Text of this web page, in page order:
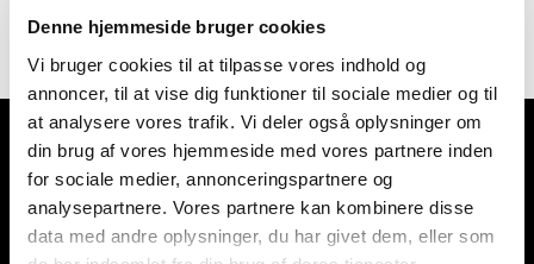
Denne hjemmeside bruger cookies
Vi bruger cookies til at tilpasse vores indhold og
annoncer, til at vise dig funktioner til sociale medier og til
at analysere vores trafik. Vi deler også oplysninger om
din brug af vores hjemmeside med vores partnere inden
for sociale medier, annonceringspartnere og
analysepartnere. Vores partnere kan kombinere disse
data med andre oplysninger, du har givet dem, eller som
træningskampe